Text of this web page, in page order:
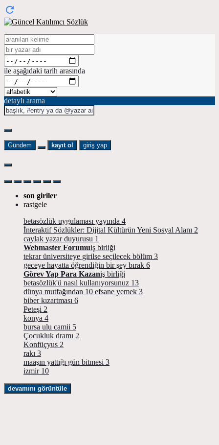
ile aşağıdaki tarih arasında
detaylı arama
Gündem kayıt ol giriş yap
son giriler
rastgele
betasözlük uygulaması yayında 4
İnteraktif Sözlükler: Dijital Kültürün Yeni Sosyal Alanı 2
caylak yazar duyurusu 1
Webmaster Forumuiş birliği
tekrar üniversiteye girilse seçilecek bölüm 3
geceye hayatta öğrendiğin bir şey bırak 6
Görev Yap Para Kazaniş birliği
betasözlük'ü nasıl kullanıyorsunuz 13
dünya mutfağından 10 efsane yemek 3
biber kızartması 6
Peteşi 2
konya 4
bursa ulu camii 5
Çocukluk dramı 2
Konfüçyus 2
rakı 3
maaşın yattığı gün bitmesi 3
izmir 10
devamını görüntüle